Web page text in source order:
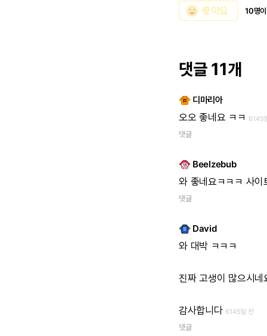
emoji_emotions 좋아요 10명
댓글 11개
디마리아
오오 좋네요 ㅋㅋ 6145
댓글
Beelzebub
와 좋네요ㅋㅋㅋ 사이
댓글
David
와 대박 ㅋㅋㅋ
진짜고생이 많으시네
감사합니다 6145일 전
댓글